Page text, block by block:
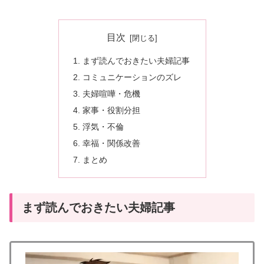
目次
まず読んでおきたい夫婦記事
コミュニケーションのズレ
夫婦喧嘩・危機
家事・役割分担
浮気・不倫
幸福・関係改善
まとめ
まず読んでおきたい夫婦記事